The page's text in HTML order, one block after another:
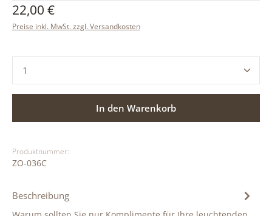
Regulärer Preis:
22,00 €
Preise inkl. MwSt. zzgl. Versandkosten
Produkt Anzahl: Gib den gewünschten Wert ein
In den Warenkorb
Produktnummer:
ZO-036C
Beschreibung